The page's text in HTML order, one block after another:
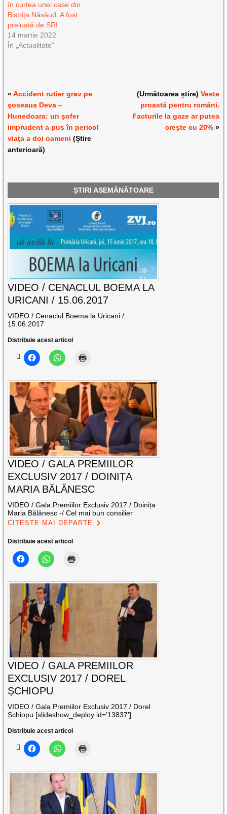
în curtea unei case din
Bistrița Năsăud. A fost
preluată de SRI
14 martie 2022
În „Actualitate”
«Accident rutier grav pe
şoseaua Deva –
Hunedoara: un şofer
imprudent a pus în pericol
viaţa a doi oameni (Știre
anterioară)
(Următoarea știre) Veste
proastă pentru români.
Facturile la gaze ar putea
crește cu 20%»
ȘTIRI ASEMĂNĂTOARE
VIDEO / CENACLUL BOEMA LA
URICANI / 15.06.2017
VIDEO / Cenaclul Boema la Uricani /
15.06.2017
Distribuie acest articol
VIDEO / GALA PREMIILOR
EXCLUSIV 2017 / DOINIȚA
MARIA BĂLĂNESC
VIDEO / Gala Premiilor Exclusiv 2017 / Doinița
Maria Bălănesc -/ Cel mai bun consilier
CITEȘTE MAI DEPARTE
Distribuie acest articol
VIDEO / GALA PREMIILOR
EXCLUSIV 2017 / DOREL
ȘCHIOPU
VIDEO / Gala Premiilor Exclusiv 2017 / Dorel
Șchiopu [slideshow_deploy id=’13837′]
Distribuie acest articol